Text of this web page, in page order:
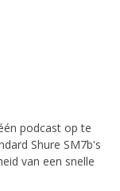
podcast op te
Shure SM7b's
van een snelle